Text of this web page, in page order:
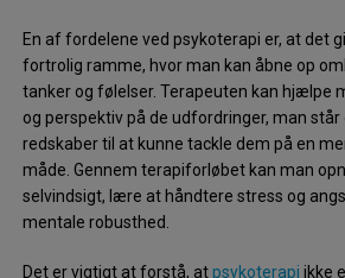
En af fordelene ved psykoterapi er, at det
fortrolig ramme, hvor man kan åbne op
tanker og følelser. Terapeuten kan hjælpe
og perspektiv på de udfordringer, man
redskaber til at kunne tackle dem på en
måde. Gennem terapiforløbet kan man
selvindsigt, lære at håndtere stress og
mentale robusthed.
Det er vigtigt at forstå, atpsykoterapi ikke